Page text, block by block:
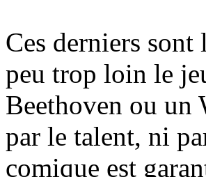
Ces derniers sont
peu trop loin le
Beethoven ou un
par le talent, ni
comique est